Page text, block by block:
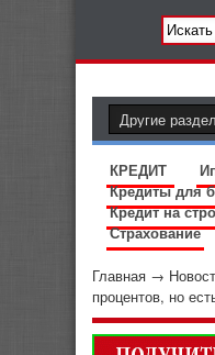
КРЕДИТ
Кредиты для
Кредит на
Страхование
Главная →
процентов, но